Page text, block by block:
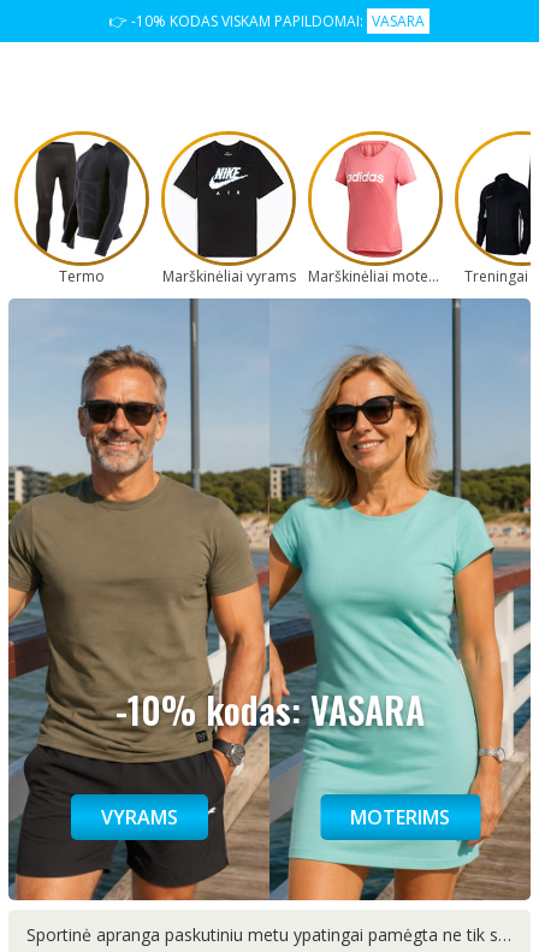
👉 -10% KODAS VISKAM PAPILDOMAI: VASARA
Termo Marškinėliai vyrams Marškinėliai moterims Treningai
-10% kodas: VASARA
VYRAMS MOTERIMS
Sportinė apranga paskutiniu metu ypatingai pamėgta ne tik sporto metu, bet ir leidžiant laisvalaikį. Renkantis aprangą sportui svarbu atkreiptį dėmesį į patogumą, kadangi dėvima sportinė apranga turi nevaržyti judesių ir užtikrinti, kad atliekant sporto šakai reikalingus veiksmus ar pratimus, jūsų kūnas nesulauktų pasipriešinimo. Populiariausios sporto šakos, kur dažniausiai sutinkama sportinė apranga vyrams yra fitnesas, bėgimas, krepšinis ir futbolas. O sportinė apranga moterims dažniausiai įsigyjama šioms sporto šakoms: jogai, aerobikai, vaikščiojimui su lazdomis ar bėgimui. Taip pat didelė dalis žmonių sportinius drabužius renkasi leidžiant laisvalaikį namuose, nes sportiniai rūbai savo patogumu žymiai lenkia oficialią aprangą, kuri dažnai dėvima darbo metu.